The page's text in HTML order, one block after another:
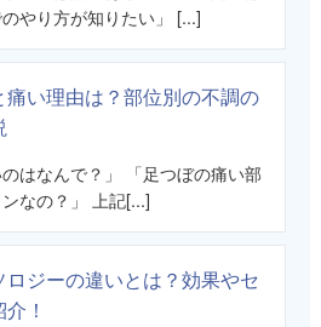
やり方が知りたい」 [...]
い理由は？部位別の不調の
はなんで？」 「足つぼの痛い部
なの？」 上記[...]
ジーの違いとは？効果やセ
！